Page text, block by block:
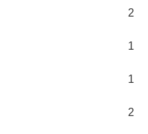
2
1
1
2